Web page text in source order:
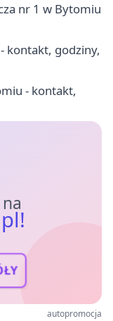
nr 1 w Bytomiu
kontakt, godziny,
- kontakt,
autopromocja